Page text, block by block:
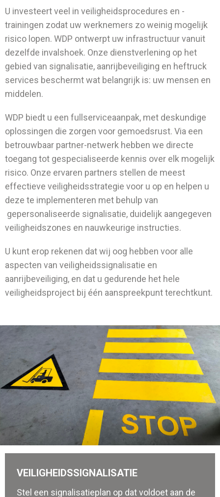
U investeert veel in veiligheidsprocedures en -
trainingen zodat uw werknemers zo weinig mogelijk
risico lopen. WDP ontwerpt uw infrastructuur vanuit
dezelfde invalshoek. Onze dienstverlening op het
gebied van signalisatie, aanrijbeveiliging en heftruck
services beschermt wat belangrijk is: uw mensen en
middelen.
WDP biedt u een fullserviceaanpak, met deskundige
oplossingen die zorgen voor gemoedsrust. Via een
betrouwbaar partner-netwerk hebben we directe
toegang tot gespecialiseerde kennis over elk mogelijk
risico. Onze ervaren partners stellen de meest
effectieve veiligheidsstrategie voor u op en helpen u
deze te implementeren met behulp van
gepersonaliseerde signalisatie, duidelijk aangegeven
veiligheidszones en nauwkeurige instructies.
U kunt erop rekenen dat wij oog hebben voor alle
aspecten van veiligheidssignalisatie en
aanrijbeveiliging, en dat u gedurende het hele
veiligheidsproject bij één aanspreekpunt terechtkunt.
VEILIGHEIDSSIGNALISATIE
Stel een signalisatieplan op dat voldoet aan de